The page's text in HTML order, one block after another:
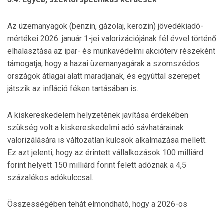
Az üzemanyagok (benzin, gázolaj, kerozin) jövedékiadó-
mértékei 2026. január 1-jei valorizációjának fél évvel történő
elhalasztása az ipar- és munkavédelmi akcióterv részeként
támogatja, hogy a hazai üzemanyagárak a szomszédos
országok átlagai alatt maradjanak, és egyúttal szerepet
játszik az infláció féken tartásában is.
A kiskereskedelem helyzetének javítása érdekében
szükség volt a kiskereskedelmi adó sávhatárainak
valorizálására is változatlan kulcsok alkalmazása mellett.
Ez azt jelenti, hogy az érintett vállalkozások 100 milliárd
forint helyett 150 milliárd forint felett adóznak a 4,5
százalékos adókulccsal.
Összességében tehát elmondható, hogy a 2026-os